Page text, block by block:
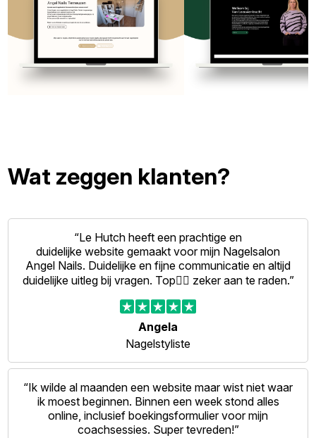
Wat zeggen klanten?
“Le Hutch heeft een prachtige en
duidelijke website gemaakt voor mijn Nagelsalon
Angel Nails. Duidelijke en fijne communicatie en altijd
duidelijke uitleg bij vragen. Top👍🏻 zeker aan te raden.”
Angela
Nagelstyliste
“Ik wilde al maanden een website maar wist niet waar
ik moest beginnen. Binnen een week stond alles
online, inclusief boekingsformulier voor mijn
coachsessies. Super tevreden!”